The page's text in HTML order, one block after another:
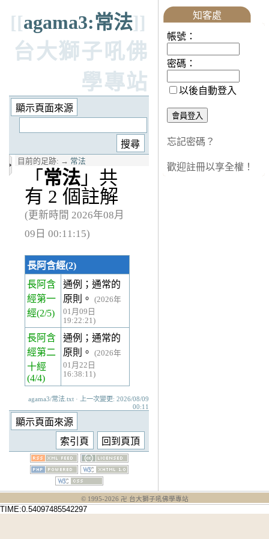
[[agama3:常法]]
台大獅子吼佛
學專站
目前的足跡: → 常法
「 常法 」共
有 2 個註解
(更新時間 2026年08月
09日 00:11:15)
長阿含經(2)
長阿含
經第一
經(2/5)
通例；通常的
原則。
(2026年
01月09日
19:22:21)
長阿含
經第二
十經
(4/4)
通例；通常的
原則。
(2026年
01月22日
16:38:11)
agama3/常法.txt · 上一次變更: 2026/08/09
00:11
知客處
帳號：
密碼：
以後自動登入
忘記密碼？
歡迎註冊以享全權！
© 1995-2026 卍 台大獅子吼佛學專站
TIME:0.54097485542297